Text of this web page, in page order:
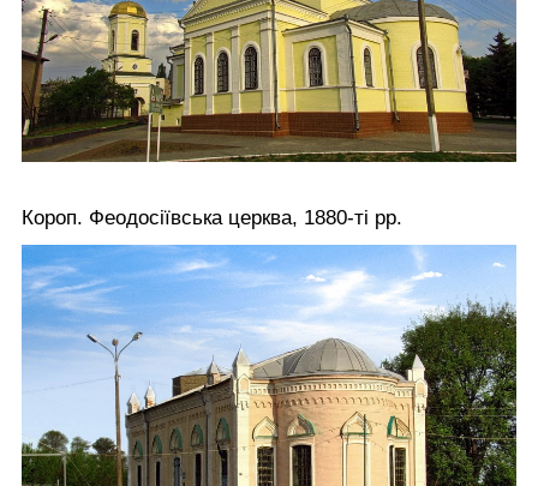
Короп. Феодосіївська церква, 1880-ті рр.